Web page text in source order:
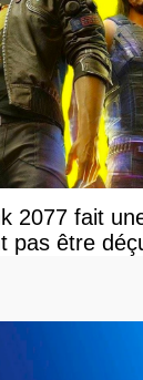
2077 fait
pas être